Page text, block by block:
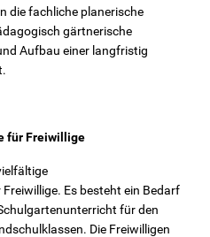
die fachliche planerische
gärtnerische
Aufbau einer langfristig
für Freiwillige
Es besteht ein Bedarf
für den
Die Freiwilligen